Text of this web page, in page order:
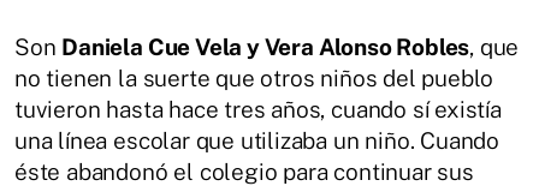
Son Daniela Cue Vela y Vera Alonso Robles, que
no tienen la suerte que otros niños del pueblo
tuvieron hasta hace tres años, cuando sí existía
una línea escolar que utilizaba un niño. Cuando
éste abandonó el colegio para continuar sus